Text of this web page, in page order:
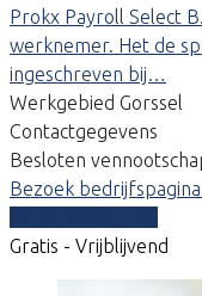
Prokx Payroll Select
werknemer. Het de
ingeschreven bij…
Werkgebied Gorssel
Contactgegevens
Besloten
Bezoek bedrijfspagina
Gratis - Vrijblijvend